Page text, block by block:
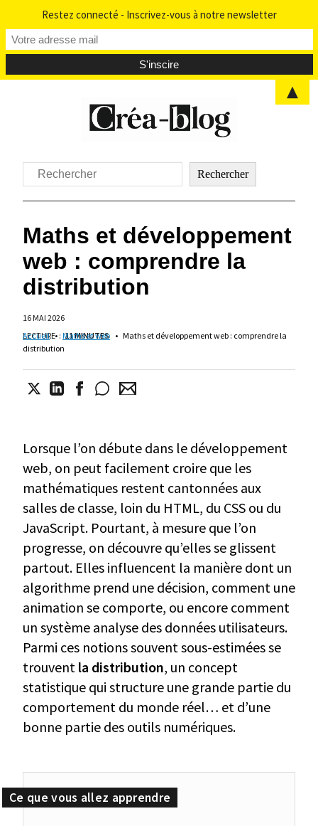
Rechercher Rechercher
Maths et développement
web : comprendre la
distribution
16 MAI 2026
LECTURE : 11 MINUTES
Accueil • Maths et web • Maths et développement web : comprendre la
distribution
Lorsque l’on débute dans le développement
web, on peut facilement croire que les
mathématiques restent cantonnées aux
salles de classe, loin du HTML, du CSS ou du
JavaScript. Pourtant, à mesure que l’on
progresse, on découvre qu’elles se glissent
partout. Elles influencent la manière dont un
algorithme prend une décision, comment une
animation se comporte, ou encore comment
un système analyse des données utilisateurs.
Parmi ces notions souvent sous-estimées se
trouvent la distribution, un concept
statistique qui structure une grande partie du
comportement du monde réel… et d’une
bonne partie des outils numériques.
Restez connecté - Inscrivez-vous à notre newsletter
▲